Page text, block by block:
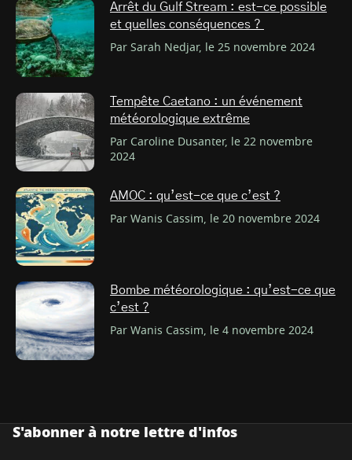
Arrêt du Gulf Stream : est-ce possible
et quelles conséquences ?
Par Sarah Nedjar, le 25 novembre 2024
Tempête Caetano : un événement
météorologique extrême
Par Caroline Dusanter, le 22 novembre
2024
AMOC : qu’est-ce que c’est ?
Par Wanis Cassim, le 20 novembre 2024
Bombe météorologique : qu’est-ce que
c’est ?
Par Wanis Cassim, le 4 novembre 2024
S'abonner à notre lettre d'infos